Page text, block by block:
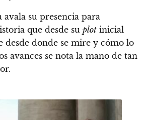
avala su presencia para
que desde su plot inicial
desde donde se mire y cómo lo
avances se nota la mano de tan